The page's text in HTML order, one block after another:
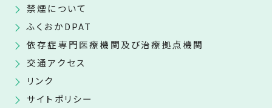
禁煙について
ふくおかDPAT
依存症専門医療機関及び治療拠点機関
交通アクセス
リンク
サイトポリシー